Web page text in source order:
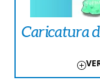
Caricatura